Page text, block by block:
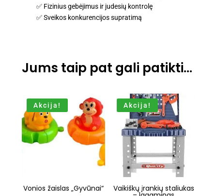
✅ Fizinius gebėjimus ir judesių kontrolę
✅ Sveikos konkurencijos supratimą
Jums taip pat gali patikti…
Akcija!
Vonios žaislas „Gyvūnai“
Akcija!
Vaikiškų įrankių staliukas